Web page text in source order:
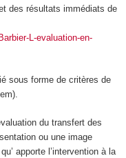
des résultats immédiats de
L-evaluation-en-
sous forme de critères de
du transfert des
ou une image
apporte l’intervention à la